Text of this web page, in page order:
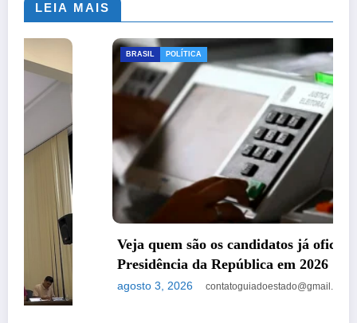
LEIA MAIS
Veja quem são os candidatos já oficializados à
Presidência da República em 2026
agosto 3, 2026 contatoguiadoestado@gmail.com